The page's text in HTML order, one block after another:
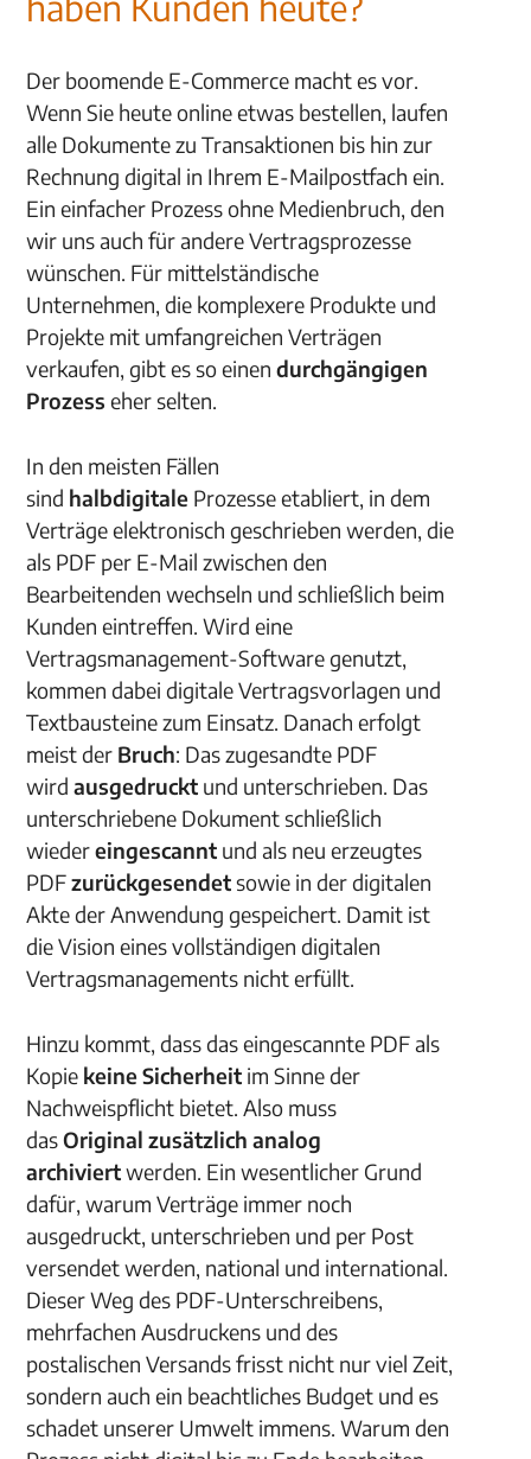
Der boomende E-Commerce macht es vor.
Wenn Sie heute online etwas bestellen, laufen
alle Dokumente zu Transaktionen bis hin zur
Rechnung digital in Ihrem E-Mailpostfach ein.
Ein einfacher Prozess ohne Medienbruch, den
wir uns auch für andere Vertragsprozesse
wünschen. Für mittelständische
Unternehmen, die komplexere Produkte und
Projekte mit umfangreichen Verträgen
verkaufen, gibt es so einen durchgängigen
Prozess eher selten.
In den meisten Fällen
sind halbdigitale Prozesse etabliert, in dem
Verträge elektronisch geschrieben werden, die
als PDF per E-Mail zwischen den
Bearbeitenden wechseln und schließlich beim
Kunden eintreffen. Wird eine
Vertragsmanagement-Software genutzt,
kommen dabei digitale Vertragsvorlagen und
Textbausteine zum Einsatz. Danach erfolgt
meist der Bruch: Das zugesandte PDF
wird ausgedruckt und unterschrieben. Das
unterschriebene Dokument schließlich
wiedereingescannt und als neu erzeugtes
PDFzurückgesendetsowie in der digitalen
Akte der Anwendung gespeichert. Damit ist
die Vision eines vollständigen digitalen
Vertragsmanagements nicht erfüllt.
Hinzu kommt, dass das eingescannte PDF als
Kopie keine Sicherheit im Sinne der
Nachweispflicht bietet. Also muss
dasOriginal zusätzlich analog
archiviertwerden. Ein wesentlicher Grund
dafür, warum Verträge immer noch
ausgedruckt, unterschrieben und per Post
versendet werden, national und international.
Dieser Weg des PDF-Unterschreibens,
mehrfachen Ausdruckens und des
postalischen Versands frisst nicht nur viel Zeit,
sondern auch ein beachtliches Budget und es
schadet unserer Umwelt immens. Warum den